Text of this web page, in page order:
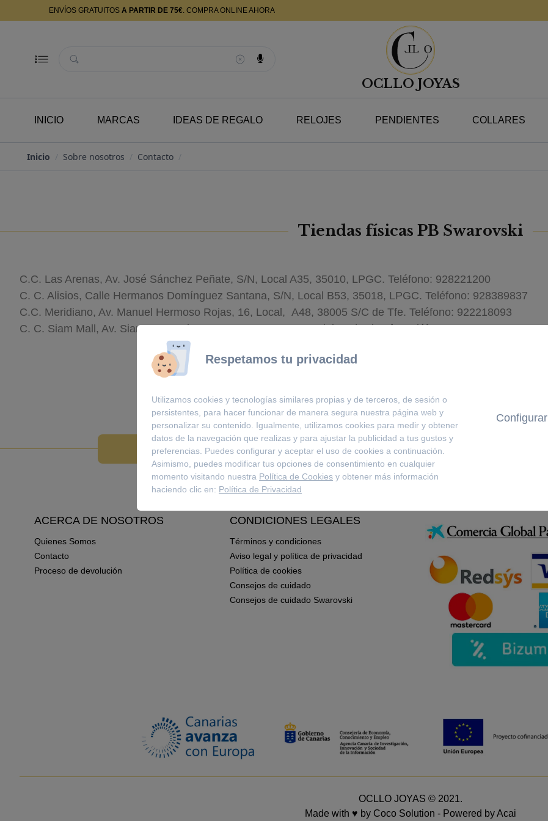
ENVÍOS GRATUITOS A PARTIR DE 75€. COMPRA ONLINE AHORA
Buscador
OCLLO JOYAS
INICIO MARCAS IDEAS DE REGALO RELOJES PENDIENTES COLLARES
Inicio / Sobre nosotros / Contacto /
Tiendas físicas PB Swarovski
C.C. Las Arenas, Av. José Sánchez Peñate, S/N, Local A35, 35010, LPGC. Teléfono: 928221200
C. C. Alisios, Calle Hermanos Domínguez Santana, S/N, Local B53, 35018, LPGC. Teléfono: 928389837
C.C. Meridiano, Av. Manuel Hermoso Rojas, 16, Local, A48, 38005 S/C de Tfe. Teléfono: 922218093
C. C. Siam Mall, Av. Siam, 3, Local 25 centro, 38660, Costa Adeje, S/C de Tfe. Teléfono: 922753642
ACERCA DE NOSOTROS
Quienes Somos
Contacto
Proceso de devolución
CONDICIONES LEGALES
Términos y condiciones
Aviso legal y política de privacidad
Política de cookies
Consejos de cuidado
Consejos de cuidado Swarovski
OCLLO JOYAS © 2021.
Made with ♥ by Coco Solution - Powered byAcai
Respetamos tu privacidad
Utilizamos cookies y tecnologías similares propias y de terceros, de sesión o
persistentes, para hacer funcionar de manera segura nuestra página web y
personalizar su contenido. Igualmente, utilizamos cookies para medir y obtener
datos de la navegación que realizas y para ajustar la publicidad a tus gustos y
preferencias. Puedes configurar y aceptar el uso de cookies a continuación.
Asimismo, puedes modificar tus opciones de consentimiento en cualquier
momento visitando nuestra Política de Cookies y obtener más información
haciendo clic en: Política de Privacidad
Configurar